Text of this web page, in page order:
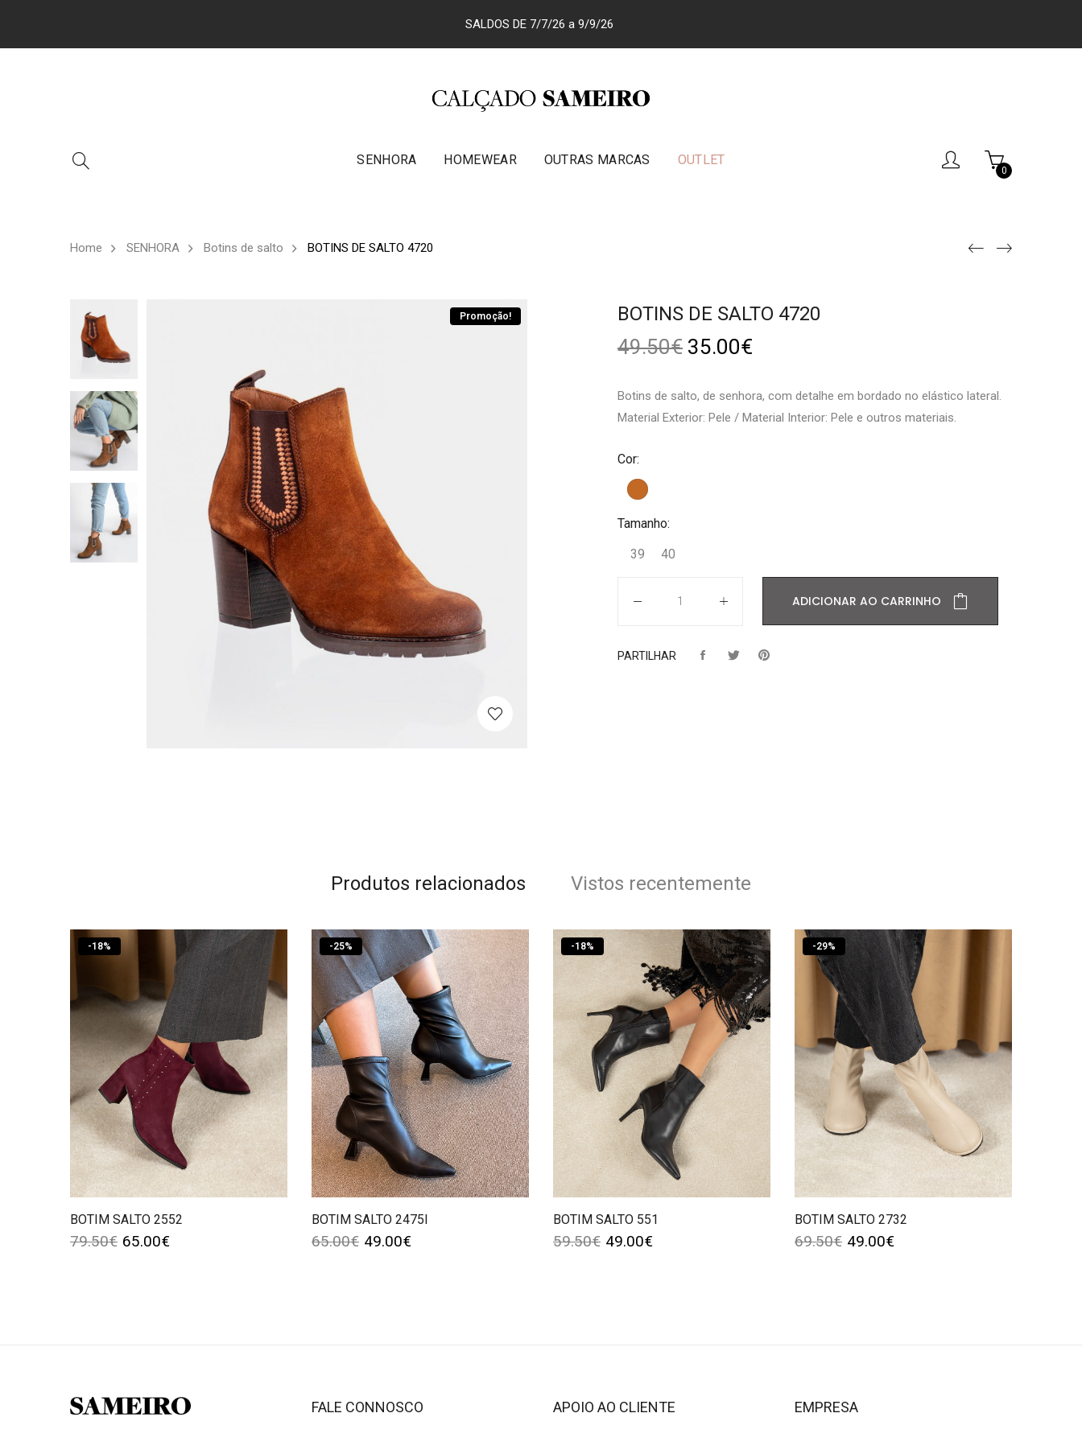
SALDOS DE 7/7/26 a 9/9/26
SENHORA HOMEWEAR OUTRAS MARCAS OUTLET
0
Home SENHORA Botins de salto BOTINS DE SALTO 4720
Promoção! BOTINS DE SALTO 4720
49.50€ 35.00€
Botins de salto, de senhora, com detalhe em bordado no elástico lateral.
Material Exterior: Pele / Material Interior: Pele e outros materiais.
Cor:
Tamanho:
39
40
ADICIONAR AO CARRINHO
PARTILHAR
Produtos relacionados Vistos recentemente
-18%
BOTIM SALTO 2552
79.50€ 65.00€
-25%
BOTIM SALTO 2475I
65.00€ 49.00€
-18%
BOTIM SALTO 551
59.50€ 49.00€
-29%
BOTIM SALTO 2732
69.50€ 49.00€
FALE CONNOSCO APOIO AO CLIENTE EMPRESA